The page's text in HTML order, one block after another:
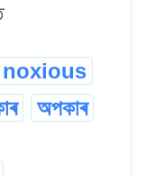
noxious
অপকাৰ